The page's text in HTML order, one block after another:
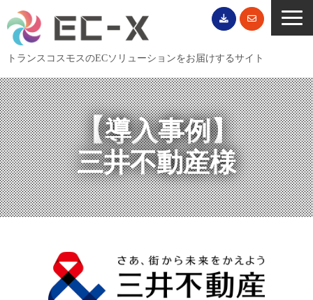
トランスコスモスのECソリューションをお届けするサイト
TOP
サービス一覧
EC導入事例
ECブログ
無料セミナー
EC資料ダウンロード
会社概要
【導入事例】
三井不動産様